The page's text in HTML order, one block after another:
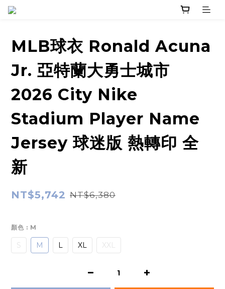
MLB球衣 Ronald Acuna
Jr. 亞特蘭大勇士城市
2026 City Nike
Stadium Player Name
Jersey 球迷版 熱轉印 全
新
NT$5,742 NT$6,380
顏色 : M
S M L XL XXL